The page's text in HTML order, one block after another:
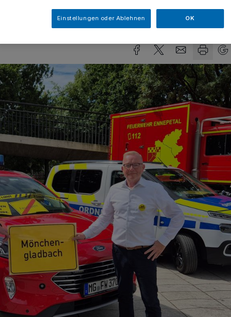
3 Minuten LesezeitEinstellungen oder Ablehnen OK